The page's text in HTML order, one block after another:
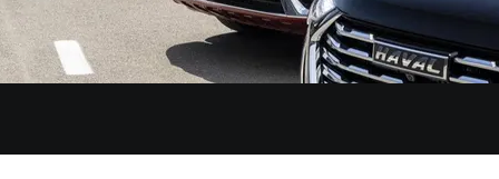
Тест-драйв
Трейд-ин
СЕРВИСНОЕ ОБСЛУЖИВАНИЕ
Нулевое ТО
О дилере
Наша команда